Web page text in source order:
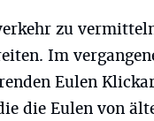
zu
Im
Eulen
die Eulen von